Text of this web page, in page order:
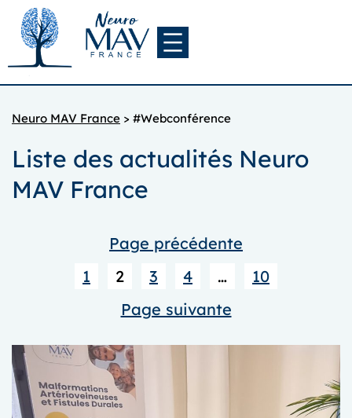
Aller
contenu
Neuro MAV France > #Webconférence
Liste des actualités Neuro
MAV France
Page précédente
1
2 3 4 …
10
Page suivante